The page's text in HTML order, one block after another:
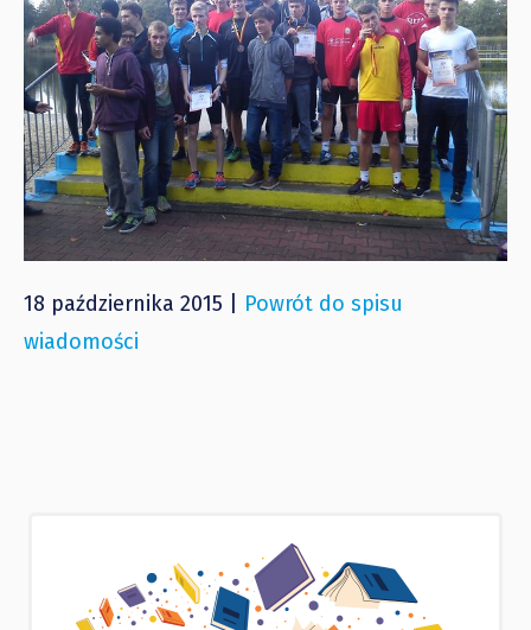
18 października 2015 | Powrót do spisu
wiadomości